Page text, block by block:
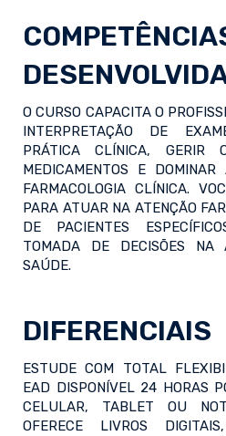
O CURSO CAPACITA O
INTERPRETAÇÃO DE
PRÁTICA CLÍNICA, GERIR
MEDICAMENTOS E
FARMACOLOGIA CLÍNICA.
PARA ATUAR NA ATENÇÃO
DE PACIENTES
TOMADA DE DECISÕES NA
SAÚDE.
DIFERENCIAIS
ESTUDE COM TOTAL
EAD DISPONÍVEL 24 HORAS
CELULAR, TABLET OU
OFERECE LIVROS